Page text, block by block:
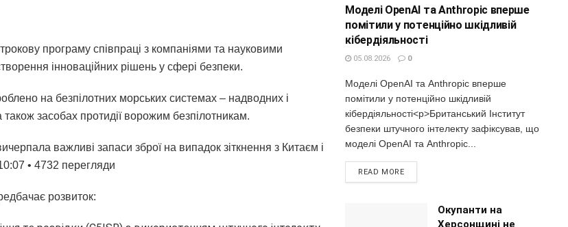
програму співпраці з компаніями та науковими
інноваційних рішень у сфері безпеки.
на безпілотних морських системах – надводних і
засобах протидії ворожим безпілотникам.
важливі запаси зброї на випадок зіткнення з Китаєм і
• 4732 перегляди
розвиток:
Моделі OpenAI та Anthropic вперше
помітили у потенційно шкідливій
кібердіяльності
05.08.2026 0
Моделі OpenAI та Anthropic вперше
помітили у потенційно шкідливій
кібердіяльності<p>Британський Інститут
безпеки штучного інтелекту зафіксував, що
моделі OpenAI та Anthropic...
READ MORE
Окупанти на
Херсонщині не